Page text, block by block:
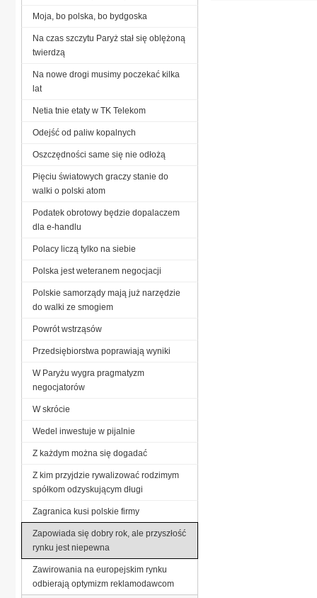
Moja, bo polska, bo bydgoska
Na czas szczytu Paryż stał się oblężoną
twierdzą
Na nowe drogi musimy poczekać kilka
lat
Netia tnie etaty w TK Telekom
Odejść od paliw kopalnych
Oszczędności same się nie odłożą
Pięciu światowych graczy stanie do
walki o polski atom
Podatek obrotowy będzie dopalaczem
dla e-handlu
Polacy liczą tylko na siebie
Polska jest weteranem negocjacji
Polskie samorządy mają już narzędzie
do walki ze smogiem
Powrót wstrząsów
Przedsiębiorstwa poprawiają wyniki
W Paryżu wygra pragmatyzm
negocjatorów
W skrócie
Wedel inwestuje w pijalnie
Z każdym można się dogadać
Z kim przyjdzie rywalizować rodzimym
spółkom odzyskującym długi
Zagranica kusi polskie firmy
Zapowiada się dobry rok, ale przyszłość
rynku jest niepewna
Zawirowania na europejskim rynku
odbierają optymizm reklamodawcom